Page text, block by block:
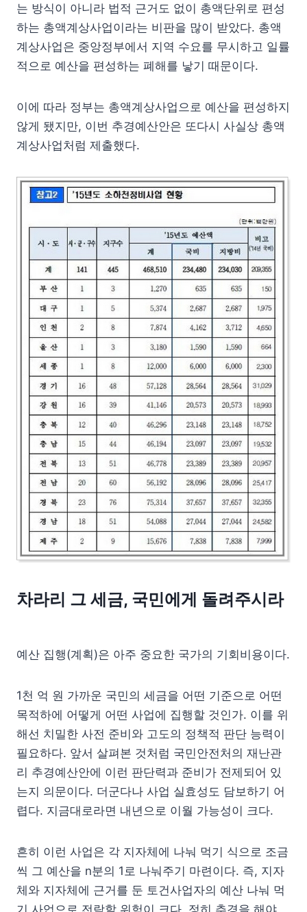
는 방식이 아니라 법적 근거도 없이 총액단위로 편성
하는 총액계상사업이라는 비판을 많이 받았다. 총액
계상사업은 중앙정부에서 지역 수요를 무시하고 일률
적으로 예산을 편성하는 폐해를 낳기 때문이다.
이에 따라 정부는 총액계상사업으로 예산을 편성하지
않게 됐지만, 이번 추경예산안은 또다시 사실상 총액
계상사업처럼 제출했다.
차라리 그 세금, 국민에게 돌려주시라
예산 집행(계획)은 아주 중요한 국가의 기회비용이다.
1천 억 원 가까운 국민의 세금을 어떤 기준으로 어떤
목적하에 어떻게 어떤 사업에 집행할 것인가. 이를 위
해선 치밀한 사전 준비와 고도의 정책적 판단 능력이
필요하다. 앞서 살펴본 것처럼 국민안전처의 재난관
리 추경예산안에 이런 판단력과 준비가 전제되어 있
는지 의문이다. 더군다나 사업 실효성도 담보하기 어
렵다. 지금대로라면 내년으로 이월 가능성이 크다.
흔히 이런 사업은 각 지자체에 나눠 먹기 식으로 조금
씩 그 예산을 n분의 1로 나눠주기 마련이다. 즉, 지자
체와 지자체에 근거를 둔 토건사업자의 예산 나눠 먹